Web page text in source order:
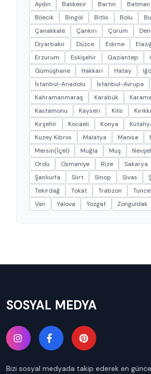
Aydın
Balıkesir Bartın Batman
Bilecik
Bingöl Bitlis Bolu
Çanakkale
Çankırı Çorum
Diyarbakır
Düzce Edirne
Erzurum
Eskişehir Gaziantep
Gümüşhane
Hakkari Hatay
İstanbul-Anadolu
İstanbul-Avrupa
Kahramanmaraş
Karabük
Kastamonu
Kayseri Kilis
Kırşehir
Kocaeli Konya
Kuzey Kıbrııs
Malatya Manisa
Mersin(İçel)
Muğla Muş
Ordu
Osmaniye Rize Sakarya
Şanlıurfa
Siirt Sinop Sivas
Tekirdağ
Tokat Trabzon
Van
Yalova Yozgat Zonguldak
SOSYAL MEDYA
Bizi sosyal medyada takip ederek en